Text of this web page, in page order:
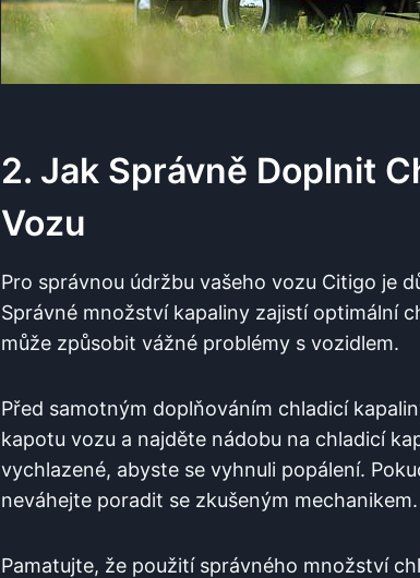
2. Jak Správně Doplnit
Vozu
Pro správnou údržbu vašeho vozu Citigo je
Správné množství kapaliny zajistí optimální
může způsobit vážné problémy s vozidlem.
Před samotným doplňováním chladicí
kapotu vozu a najděte nádobu na chladicí
vychlazené, abyste se vyhnuli popálení.
neváhejte poradit se zkušeným mechanikem.
Pamatujte, že použití správného množství